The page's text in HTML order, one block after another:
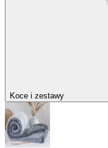
Koce i zestawy